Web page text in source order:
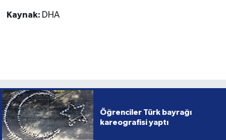
Kaynak: DHA
Öğrenciler Türk bayrağı
kareografisi yaptı